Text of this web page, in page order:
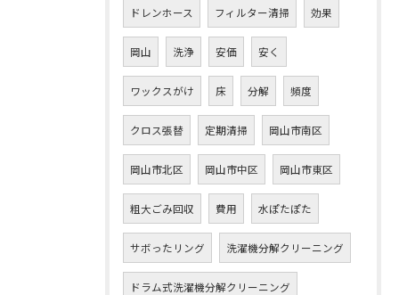
ドレンホース フィルター清掃 効果
岡山 洗浄 安価 安く
ワックスがけ 床 分解 頻度
クロス張替 定期清掃 岡山市南区
岡山市北区 岡山市中区 岡山市東区
粗大ごみ回収 費用 水ぽたぽた
サボったリング 洗濯機分解クリーニング
ドラム式洗濯機分解クリーニング